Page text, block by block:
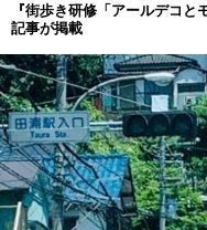
『街歩き研修「アールデコ
記事が掲載